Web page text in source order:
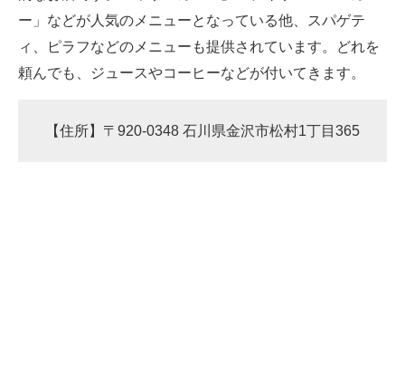
ー」などが人気のメニューとなっている他、スパゲテ
ィ、ピラフなどのメニューも提供されています。どれを
頼んでも、ジュースやコーヒーなどが付いてきます。
【住所】〒920-0348 石川県金沢市松村1丁目365